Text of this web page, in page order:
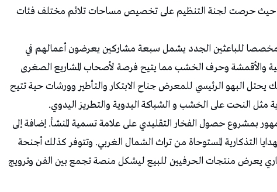
حيث حرصت لجنة التنظيم على تخصيص مساحات تلائم مختلف فئات
للباعثين الجدد يشمل سبعة مشاركين يعرضون أعمالهم في
والأقمشة وحرف الخشب مما يتيح فرصة لأصحاب المشاريع الصغرى
يحتل البهو الرئيسي للمعرض جناح الابتكار والتأطير وورشات حية تتيح
مثل النحت على الخشب و الشباكة اليدوية والتطريز اليدوي.
بمشروع حصول الفخار التقليدي على علامة تسمية المنشأ. إضافة إلى
التذكارية المستوحاة من تراث الشمال الغربي. وتتوفر كذلك أجنحة
يعرض منتجات الحرفيين للبيع ليشكل منصة تجمع بين الفن وترويج